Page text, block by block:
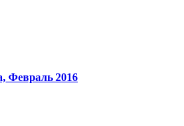
Февраль 2016